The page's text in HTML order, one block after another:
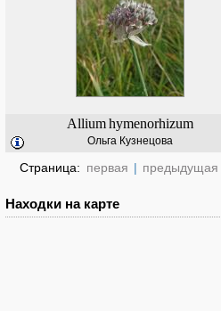
Alliumhymenorhizum
Ольга Кузнецова
Страница: первая | предыдущая
Находки на карте